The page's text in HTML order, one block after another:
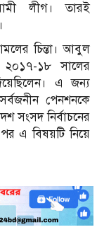
লীগ। তারই
চিন্তা। আবুল
২০১৭-১৮ সালের
এ জন্য
পেনশনকে
সংসদ নির্বাচনের
এ বিষয়টি নিয়ে